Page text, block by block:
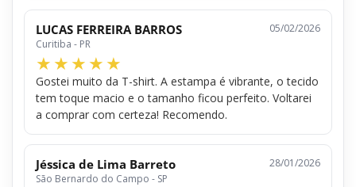
LUCAS FERREIRA BARROS
Curitiba - PR
05/02/2026
Gostei muito da T-shirt. A estampa é vibrante, o tecido
tem toque macio e o tamanho ficou perfeito. Voltarei
a comprar com certeza! Recomendo.
Jéssica de Lima Barreto
São Bernardo do Campo - SP
28/01/2026